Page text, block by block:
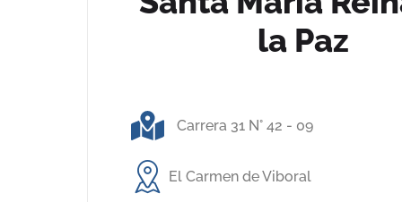
la Paz
Carrera 31 N° 42 - 09
El Carmen de Viboral